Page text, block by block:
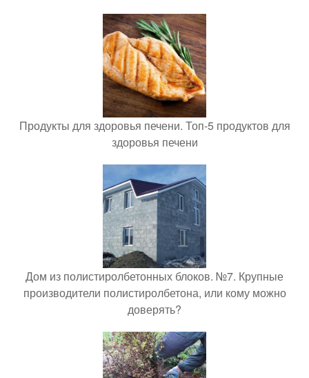
Продукты для здоровья печени. Топ-5 продуктов для
здоровья печени
Дом из полистиролбетонных блоков. №7. Крупные
производители полистиролбетона, или кому можно
доверять?